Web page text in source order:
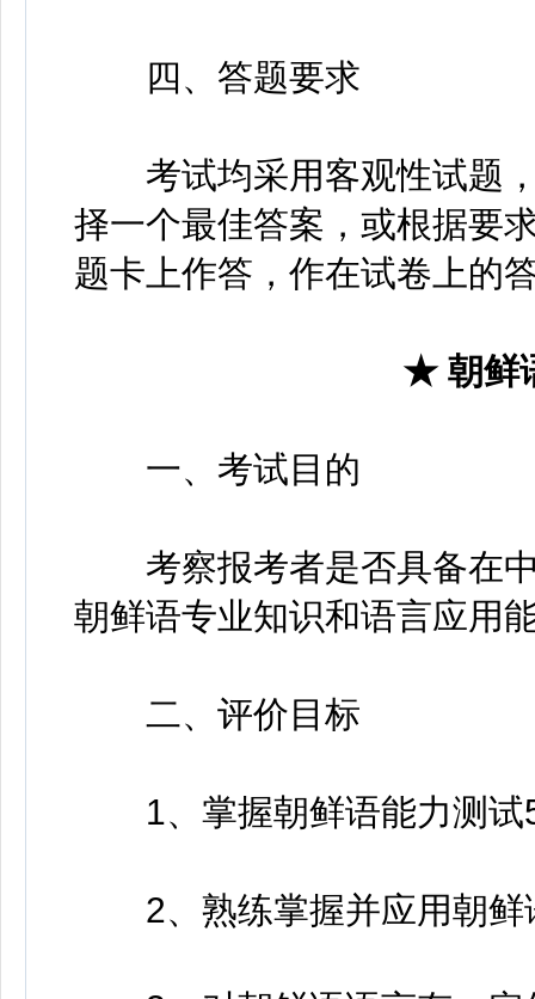
四、答题要求
考试均采用客观性试题，
择一个最佳答案，或根据要
题卡上作答，作在试卷上的
★ 朝鲜
一、考试目的
考察报考者是否具备在中
朝鲜语专业知识和语言应用
二、评价目标
1、掌握朝鲜语能力测试
2、熟练掌握并应用朝鲜